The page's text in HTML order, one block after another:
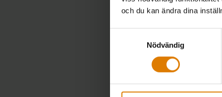
och du kan ändra dina
Nödvändig